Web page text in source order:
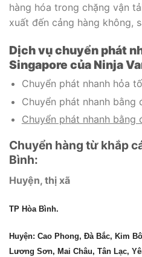
hàng hóa trong chặng vận
xuất đến cảng hàng không,
Dịch vụ chuyển phát
Singapore của Ninja
Chuyển phát nhanh hỏa
Chuyển phát nhanh bằng
Chuyển phát nhanh bằng
Chuyển hàng từ khắp
Bình:
Huyện, thị xã
TP Hòa Bình.
Huyện: Cao Phong, Đà Bắc, Kim
Lương Sơn, Mai Châu, Tân Lạc,